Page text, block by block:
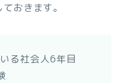
おきます。
る社会人6年目